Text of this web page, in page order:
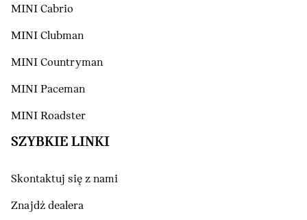
MINI Cabrio
MINI Clubman
MINI Countryman
MINI Paceman
MINI Roadster
SZYBKIE LINKI
Skontaktuj się z nami
Znajdź dealera